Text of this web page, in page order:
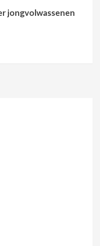
jongvolwassenen